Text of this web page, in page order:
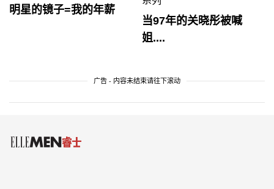
明星的镜子=我的年薪
当97年的关晓彤被喊
姐....
广告 - 内容未结束请往下滚动